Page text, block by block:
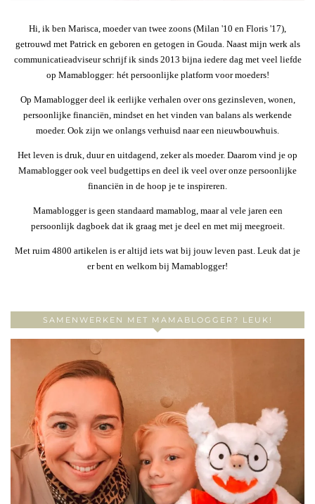
Hi, ik ben Marisca, moeder van twee zoons (Milan '10 en Floris '17),
getrouwd met Patrick en geboren en getogen in Gouda. Naast mijn werk als
communicatieadviseur schrijf ik sinds 2013 bijna iedere dag met veel liefde
op Mamablogger: hét persoonlijke platform voor moeders!
Op Mamablogger deel ik eerlijke verhalen over ons gezinsleven, wonen,
persoonlijke financiën, mindset en het vinden van balans als werkende
moeder. Ook zijn we onlangs verhuisd naar een nieuwbouwhuis.
Het leven is druk, duur en uitdagend, zeker als moeder. Daarom vind je op
Mamablogger ook veel budgettips en deel ik veel over onze persoonlijke
financiën in de hoop je te inspireren.
Mamablogger is geen standaard mamablog, maar al vele jaren een
persoonlijk dagboek dat ik graag met je deel en met mij meegroeit.
Met ruim 4800 artikelen is er altijd iets wat bij jouw leven past. Leuk dat je
er bent en welkom bij Mamablogger!
SAMENWERKEN MET MAMABLOGGER? LEUK!